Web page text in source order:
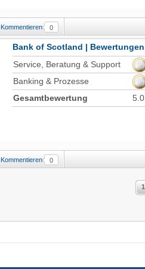
Kommentieren 0
Bank of Scotland |
Service, Beratung & Support
Banking & Prozesse
Gesamtbewertung
5.0
Kommentieren 0
1